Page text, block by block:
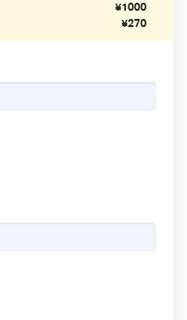
¥1000
¥270